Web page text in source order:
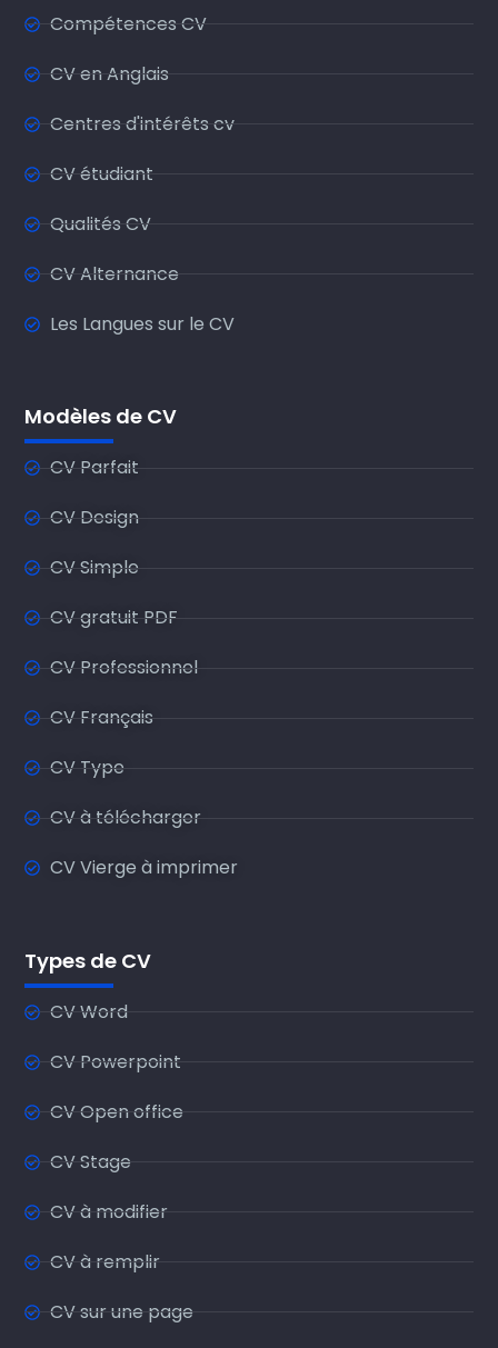
Compétences CV
CV en Anglais
Centres d'intérêts cv
CV étudiant
Qualités CV
CV Alternance
Les Langues sur le CV
Modèles de CV
CV Parfait
CV Design
CV Simple
CV gratuit PDF
CV Professionnel
CV Français
CV Type
CV à télécharger
CV Vierge à imprimer
Types de CV
CV Word
CV Powerpoint
CV Open office
CV Stage
CV à modifier
CV à remplir
CV sur une page